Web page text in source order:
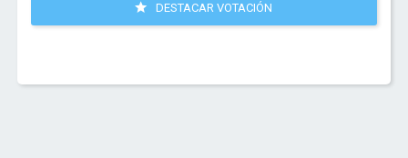
DESTACAR VOTACIÓN